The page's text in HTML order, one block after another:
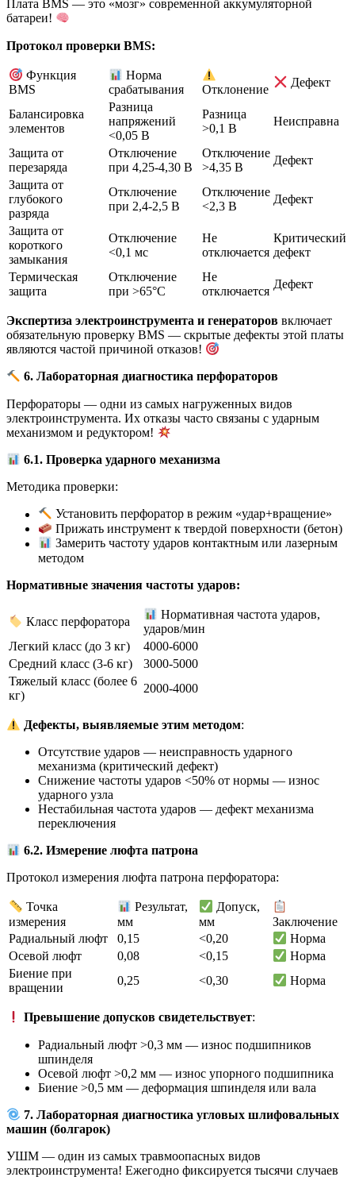
Плата BMS — это «мозг» современной аккумуляторной
батареи!
Протокол проверки BMS:
Функция
BMS
Норма
срабатывания
Отклонение
Дефект
Балансировка
элементов
Разница
напряжений
<0,05 В
Разница
>0,1 В
Неисправна
Защита от
перезаряда
Отключение
при 4,25-4,30 В
Отключение
>4,35 В
Дефект
Защита от
глубокого
разряда
Отключение
при 2,4-2,5 В
Отключение
<2,3 В
Дефект
Защита от
короткого
замыкания
Отключение
<0,1 мс
Не
отключается
Критический
дефект
Термическая
защита
Отключение
при >65°C
Не
отключается
Дефект
Экспертиза электроинструмента и генераторов включает
обязательную проверку BMS — скрытые дефекты этой платы
являются частой причиной отказов!
6. Лабораторная диагностика перфораторов
Перфораторы — одни из самых нагруженных видов
электроинструмента. Их отказы часто связаны с ударным
механизмом и редуктором!
6.1. Проверка ударного механизма
Методика проверки:
Установить перфоратор в режим «удар+вращение»
Прижать инструмент к твердой поверхности (бетон)
Замерить частоту ударов контактным или лазерным
методом
Нормативные значения частоты ударов:
Класс перфоратора
Нормативная частота ударов,
ударов/мин
Легкий класс (до 3 кг)
4000-6000
Средний класс (3-6 кг)
3000-5000
Тяжелый класс (более 6
кг)
2000-4000
Дефекты, выявляемые этим методом:
Отсутствие ударов — неисправность ударного
механизма (критический дефект)
Снижение частоты ударов <50% от нормы — износ
ударного узла
Нестабильная частота ударов — дефект механизма
переключения
6.2. Измерение люфта патрона
Протокол измерения люфта патрона перфоратора:
Точка
измерения
Результат,
мм
Допуск,
мм
Заключение
Радиальный люфт
0,15 <0,20
Норма
Осевой люфт
0,08 <0,15
Норма
Биение при
вращении
0,25 <0,30 Норма
Превышение допусков свидетельствует:
Радиальный люфт >0,3 мм — износ подшипников
шпинделя
Осевой люфт >0,2 мм — износ упорного подшипника
Биение >0,5 мм — деформация шпинделя или вала
7. Лабораторная диагностика угловых шлифовальных
машин (болгарок)
УШМ — один из самых травмоопасных видов
электроинструмента! Ежегодно фиксируется тысячи случаев